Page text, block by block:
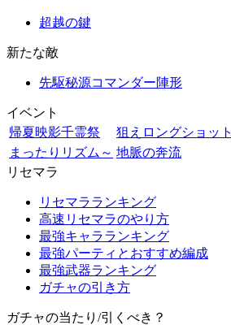
超越の鍵
新たな敵
先駆秘源コマンダー陣形
イベント
帰夏映影千霊祭
狙えロングショット
まったりリズム～ 地脈の奔流
リセマラ
リセマラランキング
高速リセマラのやり方
最強キャラランキング
最強パーティとおすすめ編成
最強武器ランキング
ガチャの引き方
ガチャの当たり/引くべき？